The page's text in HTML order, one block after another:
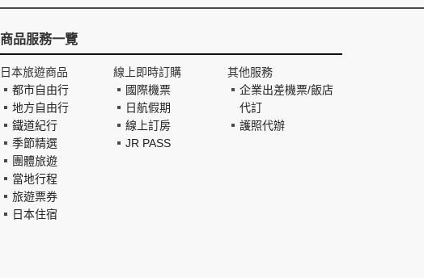
商品服務一覽
日本旅遊商品
都市自由行
地方自由行
鐵道紀行
季節精選
團體旅遊
當地行程
旅遊票券
日本住宿
線上即時訂購
國際機票
日航假期
線上訂房
JR PASS
其他服務
企業出差機票/飯店
代訂
護照代辦